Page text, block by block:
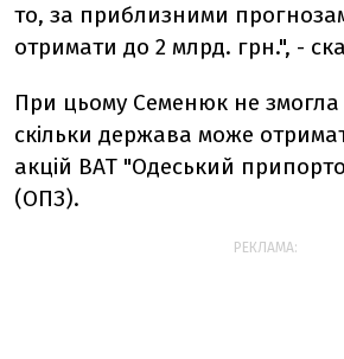
то, за приблизними
отримати до 2 млрд. грн.", -
При цьому Семенюк не змогла
скільки держава може
акцій ВАТ "Одеський
(ОПЗ).
РЕКЛАМА: